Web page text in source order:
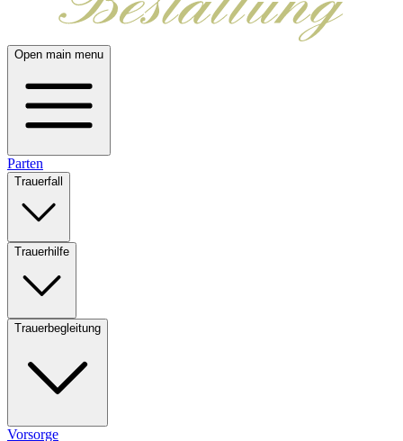
Open main menu
Parten
Trauerfall
Trauerhilfe
Trauerbegleitung
Vorsorge